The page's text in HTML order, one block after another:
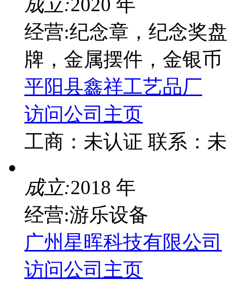
经营:纪念章，纪念奖
牌，金属摆件，金银
平阳县鑫祥工艺品厂
访问公司主页
工商： 未认证 联系：
成立:2018 年
经营:游乐设备
广州星晖科技有限公司
访问公司主页